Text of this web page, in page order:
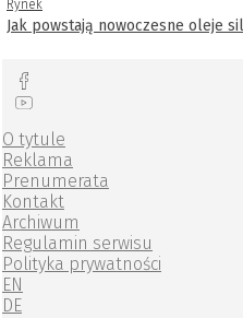
Rynek
Jak powstają nowoczesne oleje
O tytule
Reklama
Prenumerata
Kontakt
Archiwum
Regulamin serwisu
Polityka prywatności
EN
DE